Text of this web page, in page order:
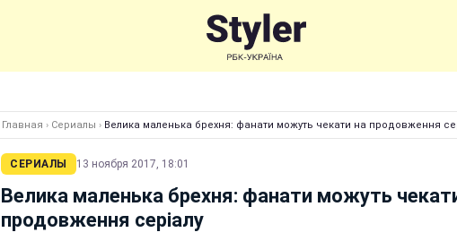
Главная › Сериалы › Велика маленька брехня: фанати можуть чекати на продовження
СЕРИАЛЫ 13 ноября 2017, 18:01
Велика маленька брехня: фанати можуть
продовження серіалу